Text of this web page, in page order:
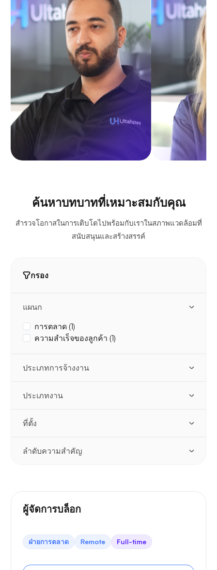
ค้นหาบทบาทที่เหมาะสมกับคุณ
สำรวจโอกาสในการเติบโตไปพร้อมกับเราในสภาพแวดล้อมที่
สนับสนุนและสร้างสรรค์
กรอง
แผนก
การตลาด (1)
ความสำเร็จของลูกค้า (1)
ประเภทการจ้างงาน
ประเภทงาน
ที่ตั้ง
ลำดับความสำคัญ
ผู้จัดการบล็อก
ฝ่ายการตลาด Remote Full-time